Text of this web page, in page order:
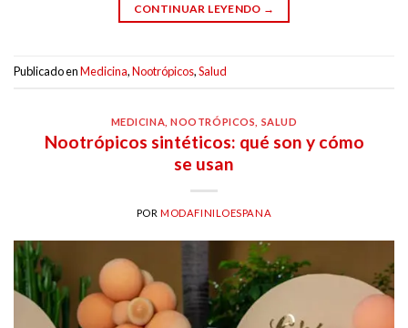
CONTINUAR LEYENDO →
Publicado enMedicina,Nootrópicos,Salud
MEDICINA ,NOOTRÓPICOS SALUD
Nootrópicos sintéticos: qué son y cómo
se usan
PORMODAFINILOESPANA